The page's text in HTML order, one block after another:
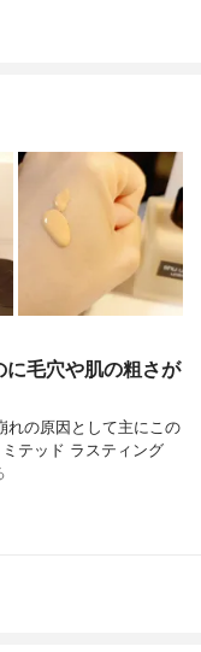
毛穴や肌の粗さが
れの原因として主にこの
テッド ラスティング